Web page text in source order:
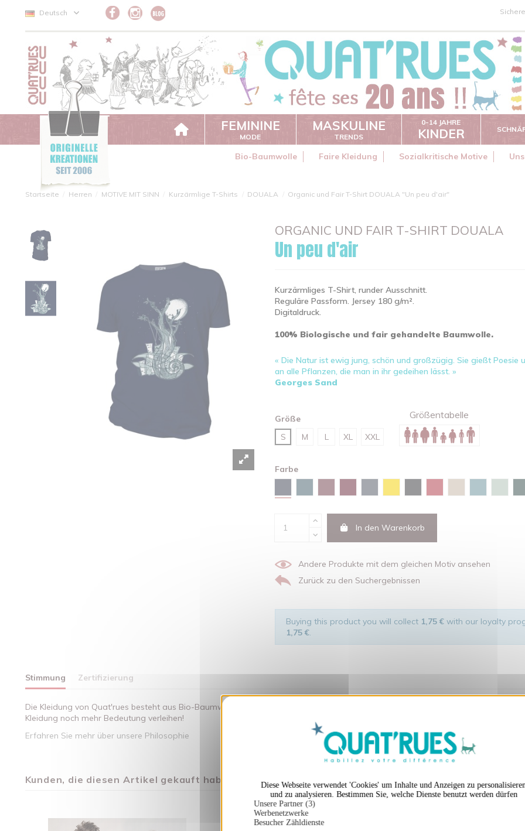
Diese Webseite verwendet 'Cookies' um Inhalte und Anzeigen zu
und zu analysieren. Bestimmen Sie, welche Dienste benutzt werden dürfen
Unsere Partner (3)
Werbenetzwerke
Besucher Zähldienste
Deutsch
FEMININE
MODE
MASKULINE
TRENDS
0-14 JAHRE
KINDER
Bio-Baumwolle Faire Kleidung Sozialkritische Motive
Startseite Herren MOTIVE MIT SINN Kurzärmlige T-Shirts DOUALA Organic und Fair T-Shirt DOUALA "Un peu d'air"
ORGANIC UND FAIR T-SHIRT DOUALA
Un peu d'air
Kurzärmliges T-Shirt, runder Ausschnitt.
Reguläre Passform. Jersey 180 g/m².
Digitaldruck.
100% Biologische und fair gehandelte Baumwolle.
« Die Natur ist ewig jung, schön und großzügig. Sie gießt Poesie
an alle Pflanzen, die man in ihr gedeihen lässt. »
Georges Sand
Größe
S
M L XL XXL
Größentabelle
Farbe
In den Warenkorb
Andere Produkte mit dem gleichen Motiv ansehen
Zurück zu den Suchergebnissen
Buying this product you will collect 1,75 €with our loyalty
1,75 €.
Stimmung Zertifizierung
Die Kleidung von Quat'rues besteht aus Bio-Baumwolle, die mit Respekt den Menschen und ihrer Umwelt gegenüber hergestellt
Kleidung noch mehr Bedeutung verleihen!
Erfahren Sie mehr über unsere Philosophie
Kunden, die diesen Artikel gekauft haben, kauften auch ...